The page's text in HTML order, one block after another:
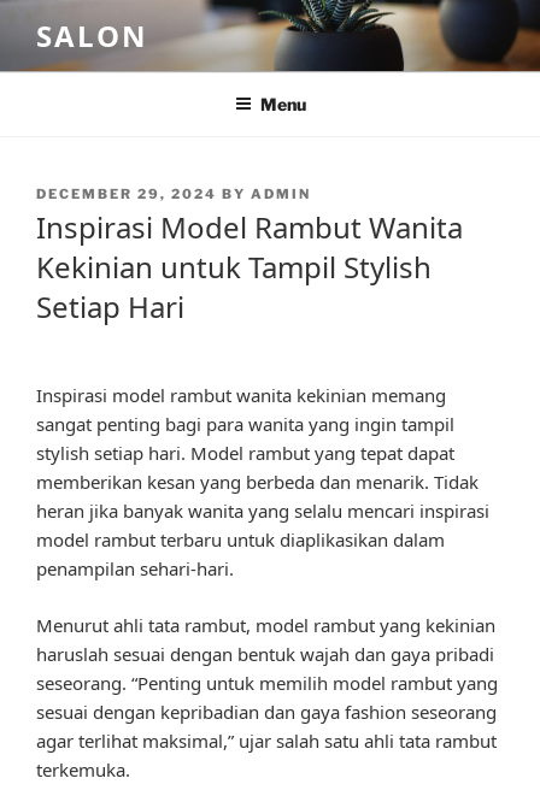
content
SALON
Menu
POSTED
DECEMBER 29, 2024 BY ADMIN
Inspirasi Model Rambut Wanita
Kekinian untuk Tampil Stylish
Setiap Hari
Inspirasi model rambut wanita kekinian memang
sangat penting bagi para wanita yang ingin tampil
stylish setiap hari. Model rambut yang tepat dapat
memberikan kesan yang berbeda dan menarik. Tidak
heran jika banyak wanita yang selalu mencari inspirasi
model rambut terbaru untuk diaplikasikan dalam
penampilan sehari-hari.
Menurut ahli tata rambut, model rambut yang kekinian
haruslah sesuai dengan bentuk wajah dan gaya pribadi
seseorang. “Penting untuk memilih model rambut yang
sesuai dengan kepribadian dan gaya fashion seseorang
agar terlihat maksimal,” ujar salah satu ahli tata rambut
terkemuka.